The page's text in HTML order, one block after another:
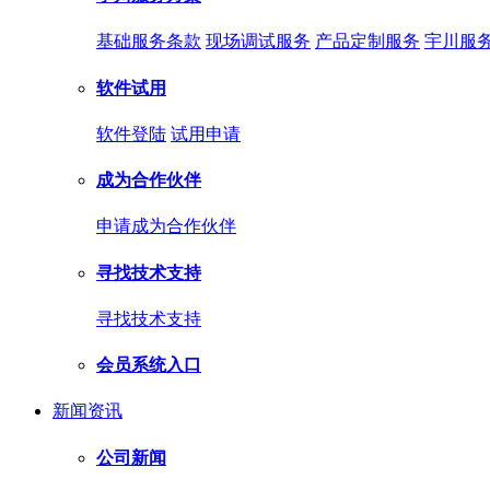
基础服务条款 现场调试服务 产品定制服务 宇川服
软件试用
软件登陆 试用申请
成为合作伙伴
申请成为合作伙伴
寻找技术支持
寻找技术支持
会员系统入口
新闻资讯
公司新闻